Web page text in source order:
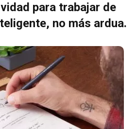
para trabajar de
no más ardua.